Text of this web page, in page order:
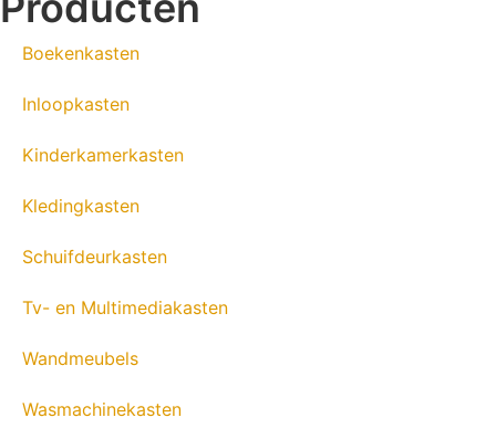
Boekenkasten
Inloopkasten
Kinderkamerkasten
Kledingkasten
Schuifdeurkasten
Tv- en Multimediakasten
Wandmeubels
Wasmachinekasten